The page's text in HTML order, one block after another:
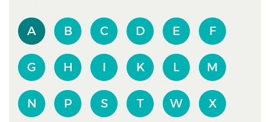
A B C D E F
G H I K L M
N P S T W X